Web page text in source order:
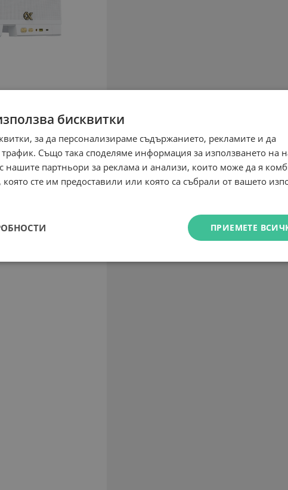
бисквитки
за да персонализираме съдържанието, рекламите и да
Също така споделяме информация за използването на
нашите партньори за реклама и анализи, които може да я
сте им предоставили или която са събрали от вашето
ПРИЕМЕТЕ